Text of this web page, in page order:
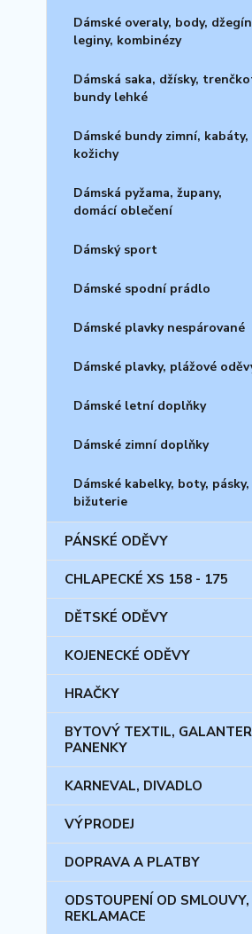
Dámské overaly, body,
leginy, kombinézy
Dámská saka, džísky,
bundy lehké
Dámské bundy zimní, kabáty,
kožichy
Dámská pyžama, župany,
domácí oblečení
Dámský sport
Dámské spodní prádlo
Dámské plavky nespárované
Dámské plavky, plážové
Dámské letní doplňky
Dámské zimní doplňky
Dámské kabelky, boty, pásky,
bižuterie
PÁNSKÉ ODĚVY
CHLAPECKÉ XS 158 - 175
DĚTSKÉ ODĚVY
KOJENECKÉ ODĚVY
HRAČKY
BYTOVÝ TEXTIL,
PANENKY
KARNEVAL, DIVADLO
VÝPRODEJ
DOPRAVA A PLATBY
ODSTOUPENÍ OD SMLOUVY,
REKLAMACE